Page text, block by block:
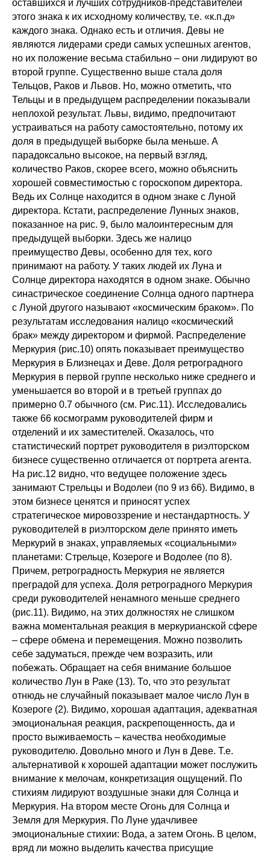
оставшихся и лучших сотрудников-представителей
этого знака к их исходному количеству, т.е. «к.п.д»
каждого знака. Однако есть и отличия. Девы не
являются лидерами среди самых успешных агентов,
но их положение весьма стабильно – они лидируют во
второй группе. Существенно выше стала доля
Тельцов, Раков и Львов. Но, можно отметить, что
Тельцы и в предыдущем распределении показывали
неплохой результат. Львы, видимо, предпочитают
устраиваться на работу самостоятельно, потому их
доля в предыдущей выборке была меньше. А
парадоксально высокое, на первый взгляд,
количество Раков, скорее всего, можно объяснить
хорошей совместимостью с гороскопом директора.
Ведь их Солнце находится в одном знаке с Луной
директора. Кстати, распределение Лунных знаков,
показанное на рис. 9, было малоинтересным для
предыдущей выборки. Здесь же налицо
преимущество Девы, особенно для тех, кого
принимают на работу. У таких людей их Луна и
Солнце директора находятся в одном знаке. Обычно
синастрическое соединение Солнца одного партнера
с Луной другого называют «космическим браком». По
результатам исследования налицо «космический
брак» между директором и фирмой. Распределение
Меркурия (рис.10) опять показывает преимущество
Меркурия в Близнецах и Деве. Доля ретроградного
Меркурия в первой группе несколько ниже среднего и
уменьшается во второй и в третьей группах до
примерно 0.7 обычного (см. Рис.11). Исследовались
также 66 космограмм руководителей фирм и
отделений и их заместителей. Оказалось, что
статистический портрет руководителя в риэлторском
бизнесе существенно отличается от портрета агента.
На рис.12 видно, что ведущее положение здесь
занимают Стрельцы и Водолеи (по 9 из 66). Видимо, в
этом бизнесе ценятся и приносят успех
стратегическое мировоззрение и нестандартность. У
руководителей в риэлторском деле принято иметь
Меркурий в знаках, управляемых «социальными»
планетами: Стрельце, Козероге и Водолее (по 8).
Причем, ретроградность Меркурия не является
преградой для успеха. Доля ретроградного Меркурия
среди руководителей ненамного меньше среднего
(рис.11). Видимо, на этих должностях не слишком
важна моментальная реакция в меркурианской сфере
– сфере обмена и перемещения. Можно позволить
себе задуматься, прежде чем возразить, или
побежать. Обращает на себя внимание большое
количество Лун в Раке (13). То, что это результат
отнюдь не случайный показывает малое число Лун в
Козероге (2). Видимо, хорошая адаптация, адекватная
эмоциональная реакция, раскрепощенность, да и
просто выживаемость – качества необходимые
руководителю. Довольно много и Лун в Деве. Т.е.
альтернативой к хорошей адаптации может послужить
внимание к мелочам, конкретизация ощущений. По
стихиям лидируют воздушные знаки для Солнца и
Меркурия. На втором месте Огонь для Солнца и
Земля для Меркурия. По Луне удачливее
эмоциональные стихии: Вода, а затем Огонь. В целом,
вряд ли можно выделить качества присущие